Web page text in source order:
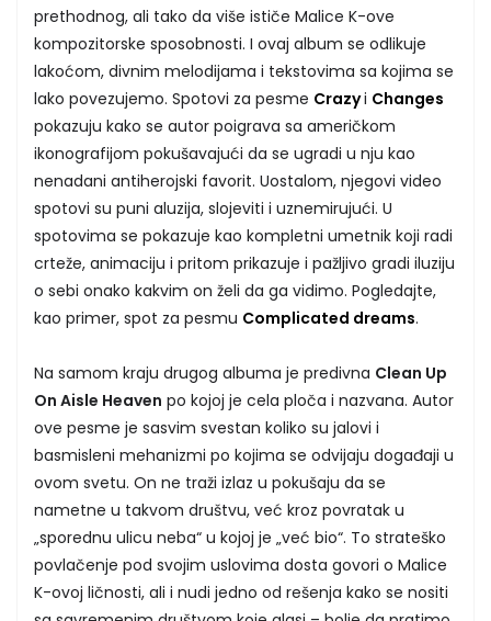
prethodnog, ali tako da više ističe Malice K-ove
kompozitorske sposobnosti. I ovaj album se odlikuje
lakoćom, divnim melodijama i tekstovima sa kojima se
lako povezujemo. Spotovi za pesme Crazyi Changes
pokazuju kako se autor poigrava sa američkom
ikonografijom pokušavajući da se ugradi u nju kao
nenadani antiherojski favorit. Uostalom, njegovi video
spotovi su puni aluzija, slojeviti i uznemirujući. U
spotovima se pokazuje kao kompletni umetnik koji radi
crteže, animaciju i pritom prikazuje i pažljivo gradi iluziju
o sebi onako kakvim on želi da ga vidimo. Pogledajte,
kao primer, spot za pesmu Complicated dreams.
Na samom kraju drugog albuma je predivna Clean Up
On Aisle Heaven po kojoj je cela ploča i nazvana. Autor
ove pesme je sasvim svestan koliko su jalovi i
basmisleni mehanizmi po kojima se odvijaju događaji u
ovom svetu. On ne traži izlaz u pokušaju da se
nametne u takvom društvu, već kroz povratak u
„sporednu ulicu neba“ u kojoj je „već bio“. To strateško
povlačenje pod svojim uslovima dosta govori o Malice
K-ovoj ličnosti, ali i nudi jedno od rešenja kako se nositi